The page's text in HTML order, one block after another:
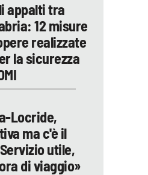
appalti tra
12 misure
realizzate
la sicurezza
Locride,
ma c'è il
utile,
di viaggio»